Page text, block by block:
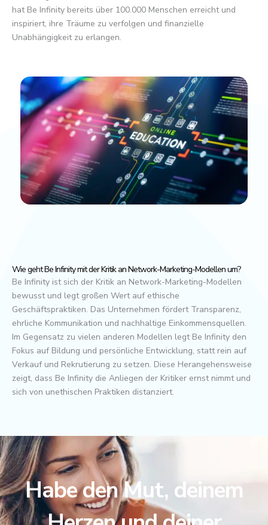
hat Be Infinity bereits über 100.000 Menschen erreicht und
inspiriert, ihre Träume zu verfolgen und finanzielle
Unabhängigkeit zu erlangen.
Wie geht Be Infinity mit der Kritik an Network-Marketing-Modellen um?
Be Infinity ist sich der Kritik an Network-Marketing-Modellen
bewusst und legt großen Wert auf ethische
Geschäftspraktiken. Das Unternehmen fördert Transparenz,
ehrliche Kommunikation und nachhaltige Einkommensquellen.
Im Gegensatz zu vielen anderen Modellen legt Be Infinity den
Fokus auf Bildung und persönliche Entwicklung, statt rein auf
Verkauf und Rekrutierung zu setzen. Diese Herangehensweise
zeigt, dass Be Infinity die Anliegen der Kritiker ernst nimmt und
sich von unethischen Praktiken distanziert.
Habe den Mut, deinem